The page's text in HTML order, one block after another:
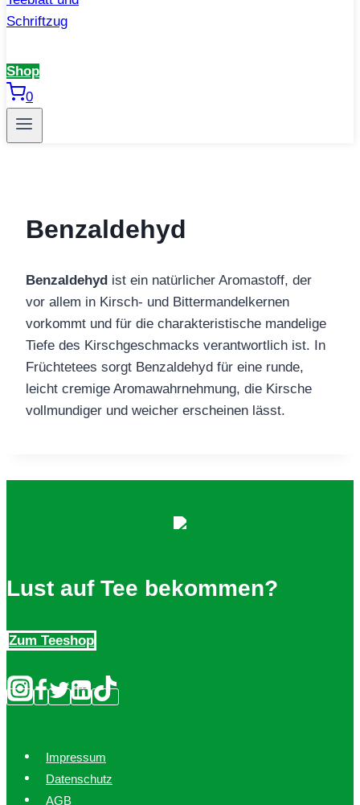
Shop
0
Benzaldehyd
Benzaldehyd ist ein natürlicher Aromastoff, der
vor allem in Kirsch- und Bittermandelkernen
vorkommt und für die charakteristische mandelige
Tiefe des Kirschgeschmacks verantwortlich ist. In
Früchtetees sorgt Benzaldehyd für eine runde,
leicht cremige Aromawahrnehmung, die Kirsche
vollmundiger und weicher erscheinen lässt.
Lust auf Tee bekommen?
Zum Teeshop
Impressum
Datenschutz
AGB